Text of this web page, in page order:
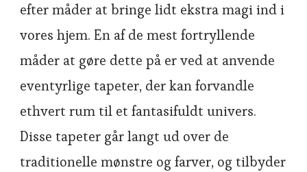
efter måder at bringe lidt ekstra magi ind i
vores hjem. En af de mest fortryllende
måder at gøre dette på er ved at anvende
eventyrlige tapeter, der kan forvandle
ethvert rum til et fantasifuldt univers.
Disse tapeter går langt ud over de
traditionelle mønstre og farver, og tilbyder